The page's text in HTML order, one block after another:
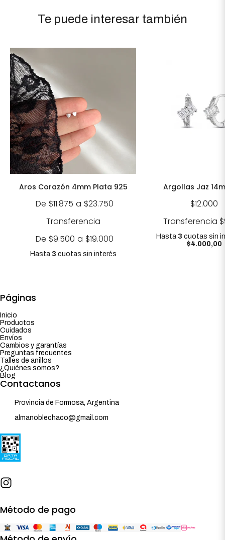
Te puede interesar también
Aros Corazón 4mm Plata 925
De $11.875 a $23.750
Transferencia
De $9.500 a $19.000
Hasta 3 cuotas sin interés
Argollas Jaz
$12.000
Transferencia
Hasta 3 cuotas sin
$4.000,00
Páginas
Inicio
Productos
Cuidados
Envíos
Cambios y garantías
Preguntas frecuentes
Talles de anillos
¿Quiénes somos?
Blog
Contactanos
Provincia de Formosa, Argentina
almanoblechaco@gmail.com
Método de pago